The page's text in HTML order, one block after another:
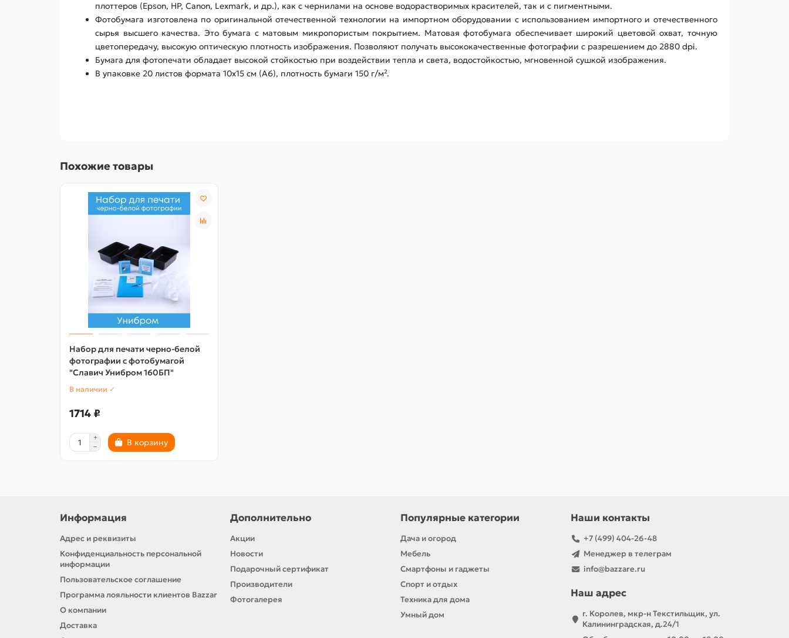
плоттеров (Epson, HP, Canon, Lexmark, и др.), как с чернилами на основе водорастворимых красителей, так и с пигментными.
Фотобумага изготовлена по оригинальной отечественной технологии на импортном оборудовании с использованием импортного и отечественного
сырья высшего качества. Это бумага с матовым микропористым покрытием. Матовая фотобумага обеспечивает широкий цветовой охват, точную
цветопередачу, высокую оптическую плотность изображения. Позволяют получать высококачественные фотографии с разрешением до 2880 dpi.
Бумага для фотопечати обладает высокой стойкостью при воздействии тепла и света, водостойкостью, мгновенной сушкой изображения.
В упаковке 20 листов формата 10х15 см (А6), плотность бумаги 150 г/м².
Похожие товары
Набор для печати черно-белой
фотографии с фотобумагой
"Славич Унибром 160БП"
В наличии ✓
1714 ₽
В корзину
Информация
Адрес и реквизиты
Конфиденциальность персональной
информации
Пользовательское соглашение
Программа лояльности клиентов Bazzar
О компании
Доставка
Дополнительно
Акции
Новости
Подарочный сертификат
Производители
Фотогалерея
Популярные категории
Дача и огород
Мебель
Смартфоны и гаджеты
Спорт и отдых
Техника для дома
Умный дом
Наши контакты
+7 (499) 404-26-48
Менеджер в телеграм
info@bazzare.ru
Наш адрес
г. Королев, мкр-н Текстильщик, ул.
Калининградская, д.24/1